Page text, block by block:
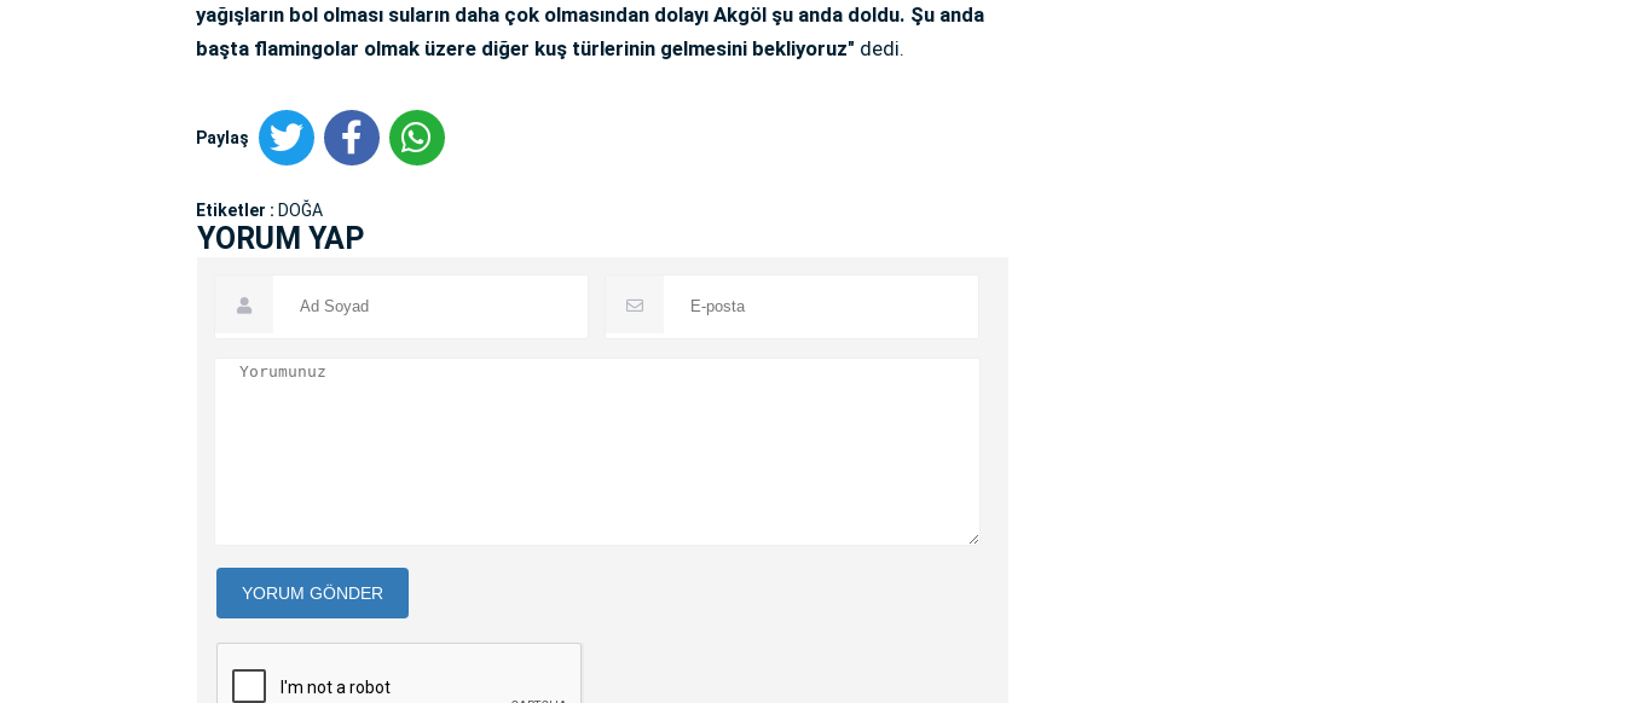
yağışların bol olması suların daha çok olmasından dolayı Akgöl şu anda doldu. Şu anda
başta flamingolar olmak üzere diğer kuş türlerinin gelmesini bekliyoruz" dedi.
Paylaş
Etiketler : DOĞA
YORUM YAP
YORUM GÖNDER